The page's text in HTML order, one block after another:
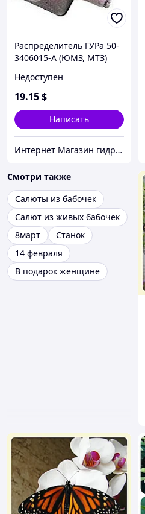
Распределитель ГУРа 50-
3406015-А (ЮМЗ, МТЗ)
Недоступен
19.15$
Написать
Интернет Магазин гидравлических узлов
Смотри также
Салюты из бабочек
Салют из живых бабочек
8март
Станок
14 февраля
В подарок женщине